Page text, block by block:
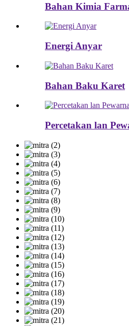
Bahan Kimia
Energi Anyar
Bahan Baku Karet
Percetakan lan